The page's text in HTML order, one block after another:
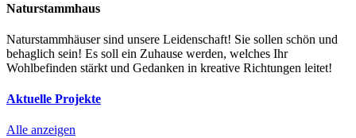
Naturstammhaus
Naturstammhäuser sind unsere Leidenschaft! Sie sollen schön und
behaglich sein! Es soll ein Zuhause werden, welches Ihr
Wohlbefinden stärkt und Gedanken in kreative Richtungen leitet!
Aktuelle Projekte
Alle anzeigen